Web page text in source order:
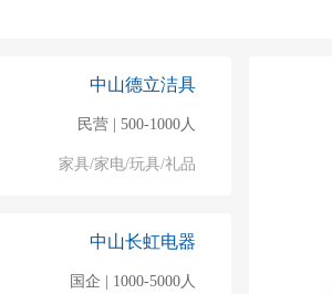
中山德立洁具
民营 | 500-1000人
家具/家电/玩具/礼品
中山长虹电器
国企 | 1000-5000人